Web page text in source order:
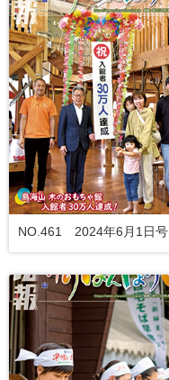
NO.461 2024年6月1日号